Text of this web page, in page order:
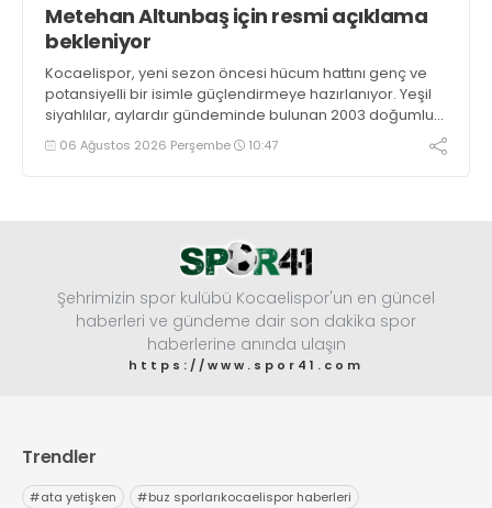
Metehan Altunbaş için resmi açıklama
bekleniyor
Kocaelispor, yeni sezon öncesi hücum hattını genç ve
potansiyelli bir isimle güçlendirmeye hazırlanıyor. Yeşil
siyahlılar, aylardır gündeminde bulunan 2003 doğumlu
santrfor Metehan Altunbaş transferinde sona hayli
yaklaştı.
06 Ağustos 2026 Perşembe 10:47
Şehrimizin spor kulübü Kocaelispor'un en güncel
haberleri ve gündeme dair son dakika spor
haberlerine anında ulaşın
https://www.spor41.com
Trendler
#ata yetişken #buz sporlarıkocaelispor haberleri